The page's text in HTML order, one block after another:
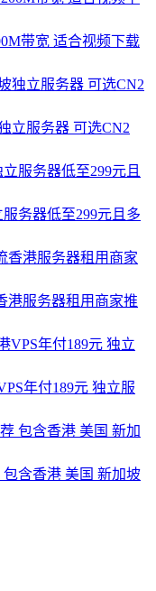
带宽 适合视频下载
立服务器 可选CN2
务器低至299元且多
港服务器租用商家推
年付189元 独立服
含香港 美国 新加坡